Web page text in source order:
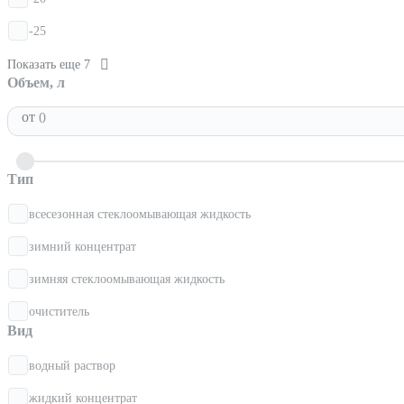
-25
Показать еще 7
Объем, л
от
Тип
всесезонная стеклоомывающая жидкость
зимний концентрат
зимняя стеклоомывающая жидкость
очиститель
Вид
водный раствор
жидкий концентрат